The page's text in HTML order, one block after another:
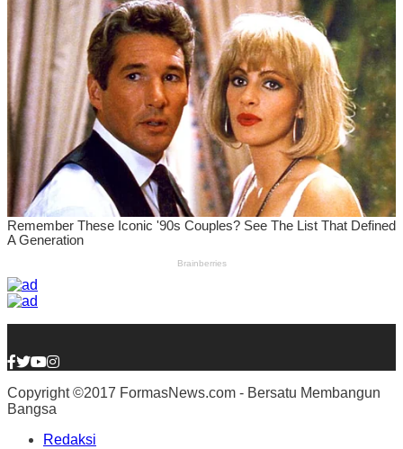
Copyright ©2017 FormasNews.com - Bersatu Membangun
Bangsa
Redaksi